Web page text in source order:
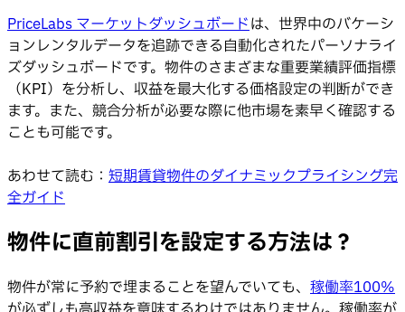
PriceLabs マーケットダッシュボードは、世界中のバケーシ
ョンレンタルデータを追跡できる自動化されたパーソナライ
ズダッシュボードです。物件のさまざまな重要業績評価指標
（KPI）を分析し、収益を最大化する価格設定の判断ができ
ます。また、競合分析が必要な際に他市場を素早く確認する
ことも可能です。
あわせて読む： 短期賃貸物件のダイナミックプライシング完
全ガイド
物件に直前割引を設定する方法は？
物件が常に予約で埋まることを望んでいても、 稼働率100%